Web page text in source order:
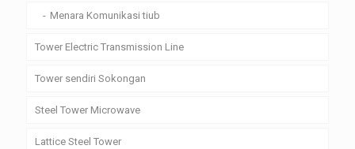
Menara Komunikasi tiub
Tower Electric Transmission Line
Tower sendiri Sokongan
Steel Tower Microwave
Lattice Steel Tower